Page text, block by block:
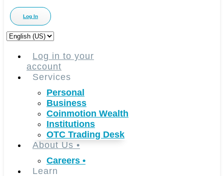
Log In
Choose
languageLog in to your
account
Services
Personal
Business
Coinmotion Wealth
Institutions
OTC Trading Desk
About Us •
Careers •
Learn